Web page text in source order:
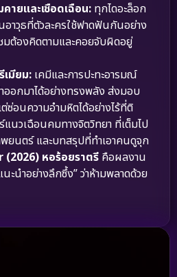
ายและเชือดเฉือน: ทุกไดอะล็อก
อาวุธที่ตัวละครใช้ฟาดฟันกันอย่าง
ต้องคิดตามและคอยจับผิดอยู่
เมียม: เคมีและการปะทะอารมณ์
อกมาได้อย่างทรงพลัง ส่งมอบ
ซ่อนความอำมหิตได้อย่างไร้ที่ติ
วเฉือนคมทางจิตวิทยา ที่เต็มไป
ยนตร์ และบทสรุปที่ทำเอาคนดูจุก
หอร้อยราตรี คือผลงาน
ะนำอย่างลึกซึ้ง” ว่าห้ามพลาดด้วย